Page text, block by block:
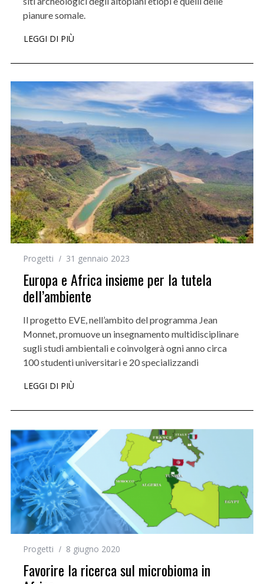
pianure somale.
LEGGI DI PIÙ
Progetti 31 gennaio 2023
Europa e Africa insieme per la tutela
dell’ambiente
Il progetto EVE, nell’ambito del programma Jean
Monnet, promuove un insegnamento multidisciplinare
sugli studi ambientali e coinvolgerà ogni anno circa
100 studenti universitari e 20 specializzandi
LEGGI DI PIÙ
Progetti 8 giugno 2020
Favorire la ricerca sul microbioma in